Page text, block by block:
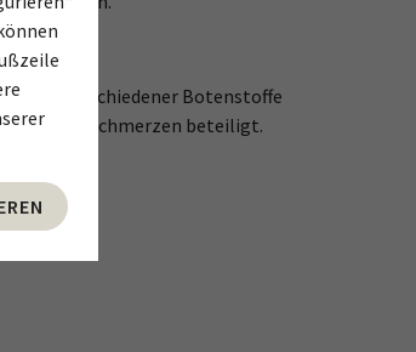
verschiedener Botenstoffe
und Schmerzen beteiligt.